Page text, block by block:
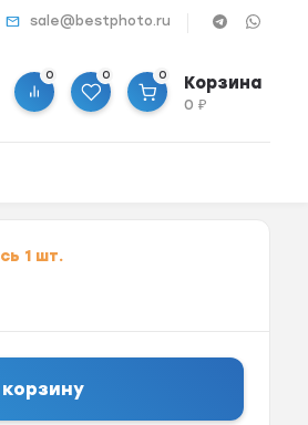
sale@bestphoto.ru
0 0 0 Корзина
0₽
1 шт.